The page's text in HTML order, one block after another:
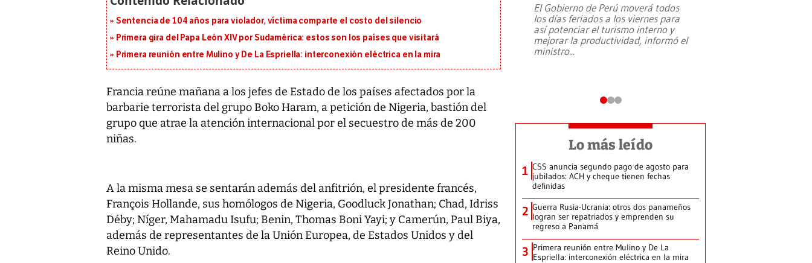
Sentencia de 104 años para violador, víctima comparte el costo del silencio
Primera gira del Papa León XIV por Sudamérica: estos son los países que visitará
Primera reunión entre Mulino y De La Espriella: interconexión eléctrica en la mira
Francia reúne mañana a los jefes de Estado de los países afectados por la
barbarie terrorista del grupo Boko Haram, a petición de Nigeria, bastión del
grupo que atrae la atención internacional por el secuestro de más de 200
niñas.
A la misma mesa se sentarán además del anfitrión, el presidente francés,
François Hollande, sus homólogos de Nigeria, Goodluck Jonathan; Chad, Idriss
Déby; Níger, Mahamadu Isufu; Benin, Thomas Boni Yayi; y Camerún, Paul Biya,
además de representantes de la Unión Europea, de Estados Unidos y del
Reino Unido.
Entre recuerdos y escuetas
referencias hacia sus adversarios, el
presidente de Brasil, Luiz Inácio Lula
da Silva, oficializó este domingo su
candidatura...
El Gobierno de Perú moverá todos
los días feriados a los viernes para
así potenciar el turismo interno y
mejorar la productividad, informó el
ministro...
Lo más leído
1 CSS anuncia segundo pago de agosto para
jubilados: ACH y cheque tienen fechas
definidas
2 Guerra Rusia-Ucrania: otros dos panameños
logran ser repatriados y emprenden su
regreso a Panamá
3 Primera reunión entre Mulino y De La
Espriella: interconexión eléctrica en la mira